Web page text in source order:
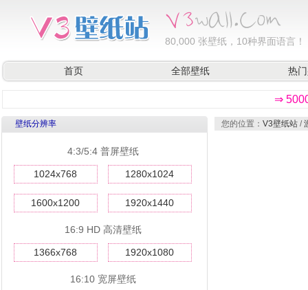
80,000 张壁纸，10种界面语言！
首页 全部壁纸 热
⇒
壁纸分辨率
4:3/5:4 普屏壁纸
1024x768 1280x1024
1600x1200 1920x1440
16:9 HD 高清壁纸
1366x768 1920x1080
16:10 宽屏壁纸
您的位置： V3壁纸站 /